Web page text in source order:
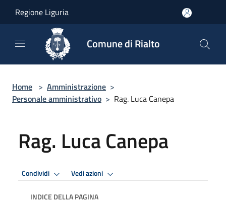
Regione Liguria
Comune di Rialto
Home > Amministrazione >
Personale amministrativo > Rag. Luca Canepa
Rag. Luca Canepa
Condividi Vedi azioni
INDICE DELLA PAGINA